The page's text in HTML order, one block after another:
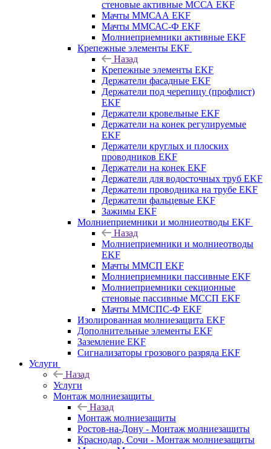
стеновые активные МССА EKF
Мачты ММСАА EKF
Мачты ММСАС-Ф EKF
Молниеприемники активные EKF
Крепежные элементы EKF
Назад
Крепежные элементы EKF
Держатели фасадные EKF
Держатели под черепицу (профлист)
EKF
Держатели кровельные EKF
Держатели на конек регулируемые
EKF
Держатели круглых и плоских
проводников EKF
Держатели на конек EKF
Держатели для водосточных труб EKF
Держатели проводника на трубе EKF
Держатели фальцевые EKF
Зажимы EKF
Молниеприемники и молниеотводы EKF
Назад
Молниеприемники и молниеотводы
EKF
Мачты ММСП EKF
Молниеприемники пассивные EKF
Молниеприемники секционные
стеновые пассивные МССП EKF
Мачты ММСПС-Ф EKF
Изолированная молниезащита EKF
Дополнительные элементы EKF
Заземление EKF
Сигнализаторы грозового разряда EKF
Услуги
Назад
Услуги
Монтаж молниезащиты
Назад
Монтаж молниезащиты
Ростов-на-Дону - Монтаж молниезащиты
Краснодар, Сочи - Монтаж молниезащиты